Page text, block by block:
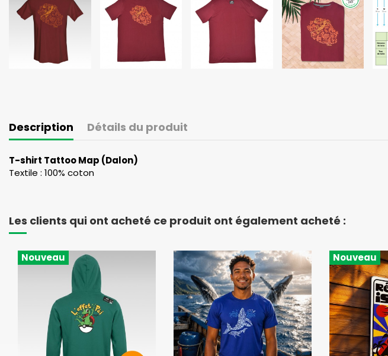
Description Détails du produit
T-shirt Tattoo Map (Dalon)
Textile : 100% coton
Les clients qui ont acheté ce produit ont également acheté :
Nouveau Nouveau